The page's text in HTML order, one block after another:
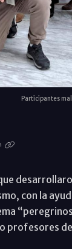
Participantes
con la
profesores